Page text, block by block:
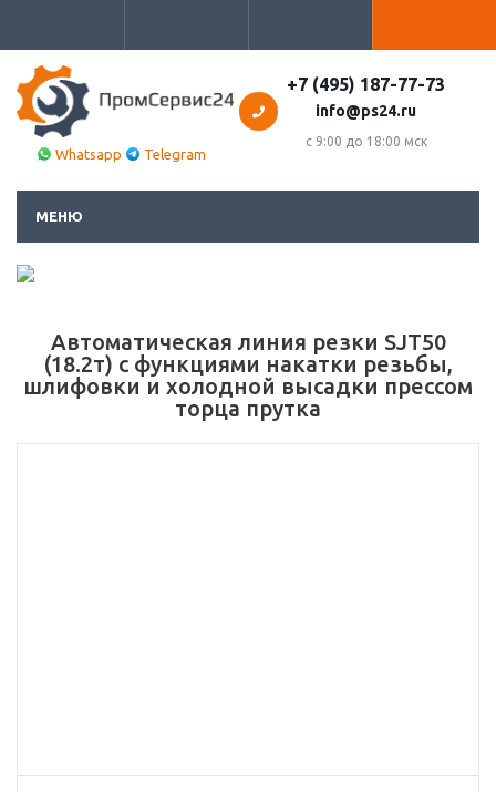
Whatsapp Telegram
+7 (495) 187-77-73
info@ps24.ru
с 9:00 до 18:00 мск
МЕНЮ
Автоматическая линия резки SJT50
(18.2т) с функциями накатки резьбы,
шлифовки и холодной высадки прессом
торца прутка